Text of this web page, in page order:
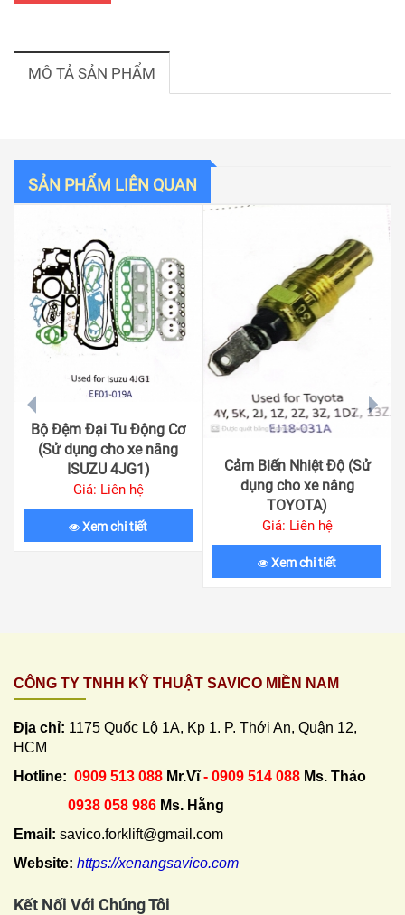
MÔ TẢ SẢN PHẨM
SẢN PHẨM LIÊN QUAN
Bộ Đệm Đại Tu Động Cơ
(Sử dụng cho xe nâng
ISUZU 4JG1)
Giá: Liên hệ
Xem chi tiết
Cảm Biến Nhiệt Độ (Sử
dụng cho xe nâng
TOYOTA)
Giá: Liên hệ
Xem chi tiết
prev next
CÔNG TY TNHH KỸ THUẬT SAVICO MIỀN NAM
Địa chỉ: 1175 Quốc Lộ 1A, Kp 1. P. Thới An, Quận 12,
HCM
Hotline: 0909 513 088 Mr.Vĩ- 0909 514 088 Ms. Thảo
0938 058 986 Ms. Hằng
Email: savico.forklift@gmail.com
Website: https://xenangsavico.com
Kết Nối Với Chúng Tôi